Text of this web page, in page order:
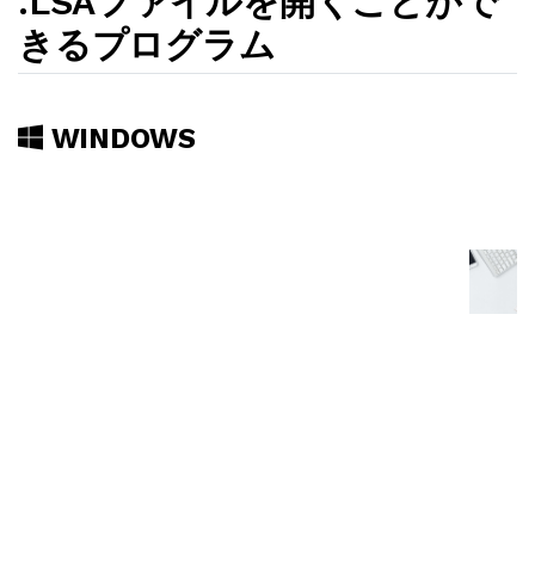
きるプログラム
WINDOWS